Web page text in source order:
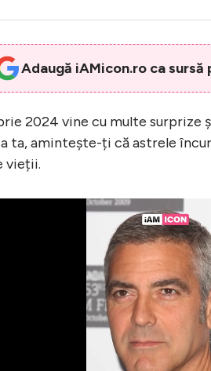
Adaugă iAMicon.ro ca
2024 vine cu multe
ta, amintește-ți că astrele
vieții.